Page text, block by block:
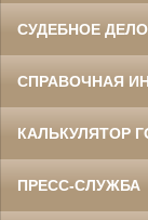
СУДЕБНОЕ
СПРАВОЧНАЯ
КАЛЬКУЛЯТОР
ПРЕСС-СЛУЖБА